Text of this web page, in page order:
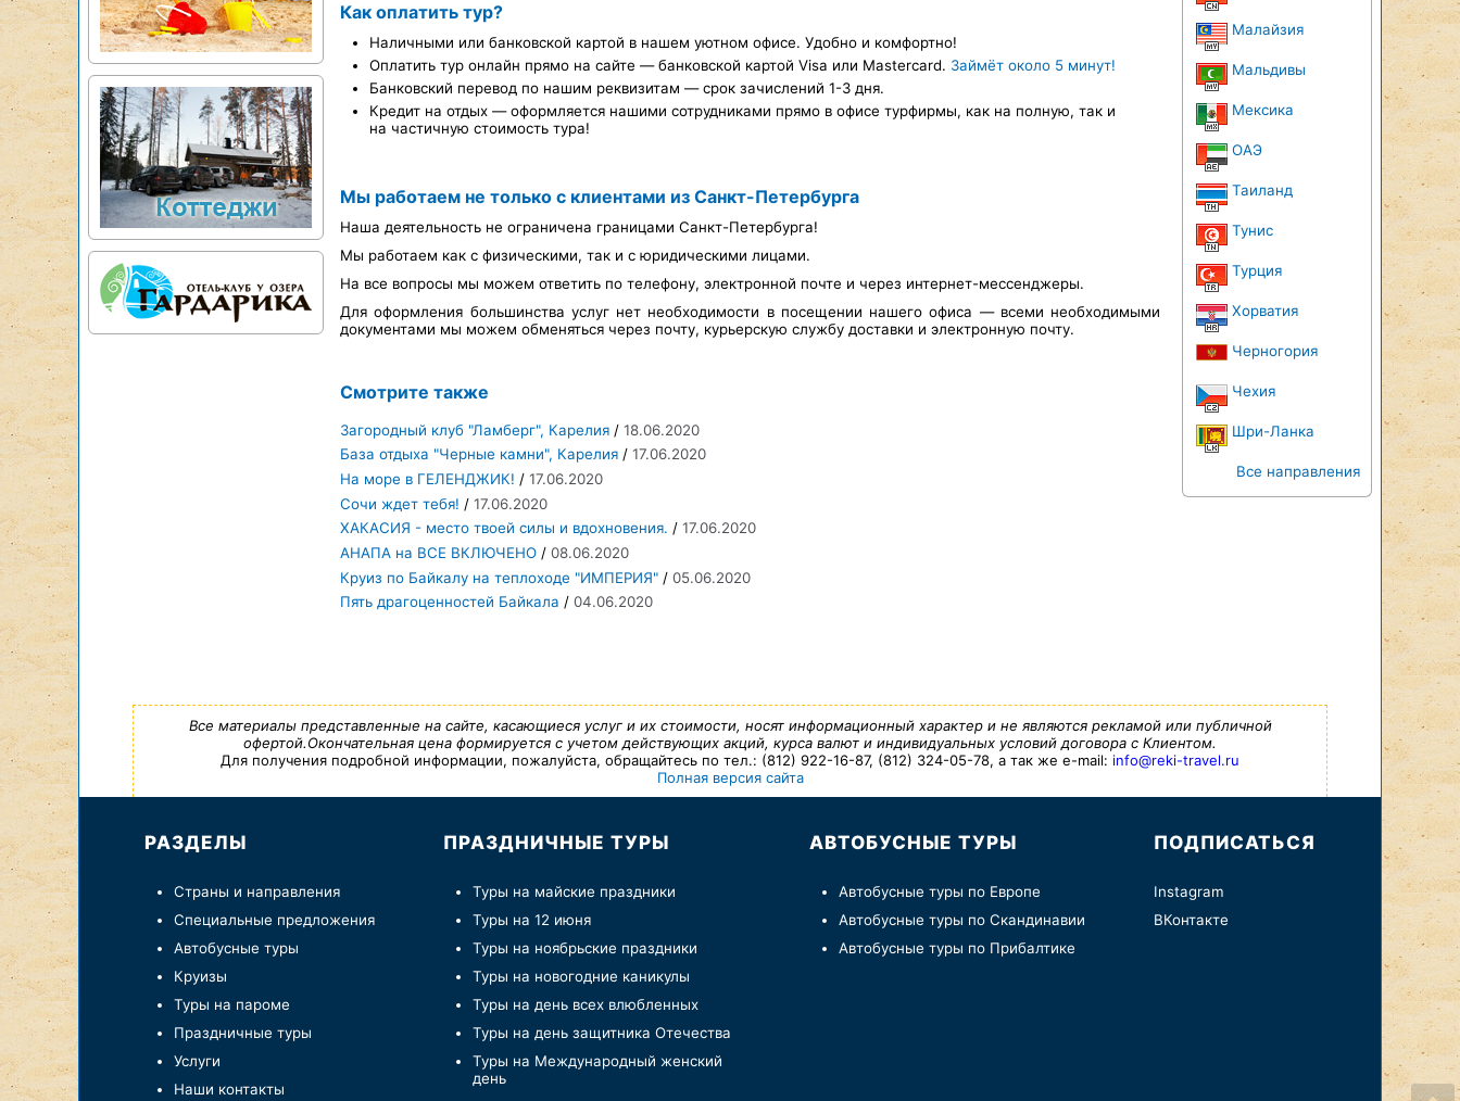
Как оплатить тур?
Наличными или банковской картой в нашем уютном офисе. Удобно и комфортно!
Оплатить тур онлайн прямо на сайте — банковской картой Visa или Mastercard. Займёт около 5 минут!
Банковский перевод по нашим реквизитам — срок зачислений 1-3 дня.
Кредит на отдых — оформляется нашими сотрудниками прямо в офисе турфирмы, как на полную, так и
на частичную стоимость тура!
Мы работаем не только с клиентами из Санкт-Петербурга
Наша деятельность не ограничена границами Санкт-Петербурга!
Мы работаем как с физическими, так и с юридическими лицами.
На все вопросы мы можем ответить по телефону, электронной почте и через интернет-мессенджеры.
Для оформления большинства услуг нет необходимости в посещении нашего офиса — всеми необходимыми
документами мы можем обменяться через почту, курьерскую службу доставки и электронную почту.
Смотрите также
Загородный клуб "Ламберг", Карелия / 18.06.2020
База отдыха "Черные камни", Карелия / 17.06.2020
На море в ГЕЛЕНДЖИК! / 17.06.2020
Сочи ждет тебя! / 17.06.2020
ХАКАСИЯ - место твоей силы и вдохновения. / 17.06.2020
АНАПА на ВСЕ ВКЛЮЧЕНО / 08.06.2020
Круиз по Байкалу на теплоходе "ИМПЕРИЯ" / 05.06.2020
Пять драгоценностей Байкала / 04.06.2020
Малайзия
Мальдивы
Мексика
ОАЭ
Таиланд
Тунис
Турция
Хорватия
Черногория
Чехия
Шри-Ланка
Все направления
Все материалы представленные на сайте, касающиеся услуг и их стоимости, носят информационный характер и не являются рекламой или публичной
офертой.Окончательная цена формируется с учетом действующих акций, курса валют и индивидуальных условий договора с Клиентом.
Для получения подробной информации, пожалуйста, обращайтесь по тел.: (812) 922-16-87, (812) 324-05-78, а так же e-mail: info@reki-travel.ru
Полная версия сайта
РАЗДЕЛЫ
Страны и направления
Специальные предложения
Автобусные туры
Круизы
Туры на пароме
Праздничные туры
Услуги
Наши контакты
ПРАЗДНИЧНЫЕ ТУРЫ
Туры на майские праздники
Туры на 12 июня
Туры на ноябрьские праздники
Туры на новогодние каникулы
Туры на день всех влюбленных
Туры на день защитника Отечества
Туры на Международный женский
день
АВТОБУСНЫЕ ТУРЫ
Автобусные туры по Европе
Автобусные туры по Скандинавии
Автобусные туры по Прибалтике
ПОДПИСАТЬСЯ
Instagram
ВКонтакте